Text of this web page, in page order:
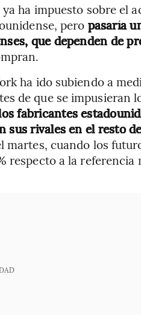
ha impuesto sobre el
pero pasaría
que dependen de
ha ido subiendo a
de que se impusieran
fabricantes
sus rivales en el resto
cuando los
respecto a la referencia